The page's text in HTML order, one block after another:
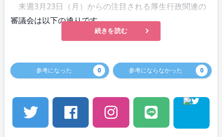
来週3月23日（月）からの注目される厚生行政関連の
審議会は以下の通りです。
続きを読む
参考になった 0 参考にならなかった 0